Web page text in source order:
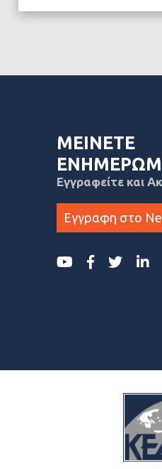
ΜΕΙΝΕΤΕ
Εγγραφείτε και
Εγγραφη στο